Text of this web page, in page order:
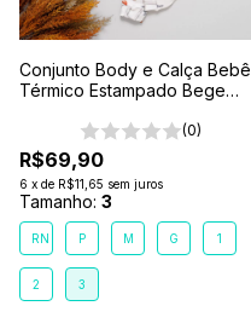
Conjunto Body e Calça Bebê
Térmico Estampado Bege
(0)
R$69,90
6 x de R$11,65 sem juros
Tamanho: 3
RN P M G 1
2 3